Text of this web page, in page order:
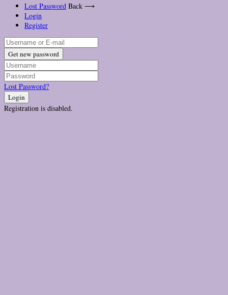
Lost Password Back ⟶
Login
Register
Get new password
Lost Password?
Login
Registration is disabled.